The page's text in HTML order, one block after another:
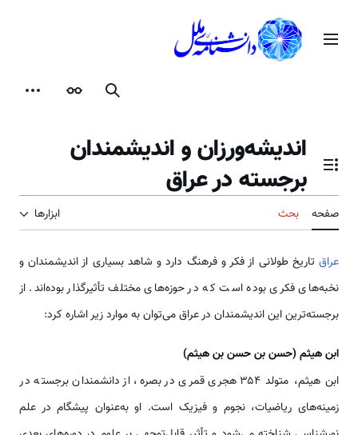
محتوامنوی اصلی
جستجوظاهر
تغییر وضعیت فهرست محتویات
اندیشه‌ورزان و اندیشمندان
برجسته در عراق
صفحه بحث ابزارها
عراق تاریخ طولانی از فکر و فرهنگ دارد و شاهد بسیاری از اندیشمندان و
نخبه‌های فکری بوده است که در حوزه‌های مختلف تأثیرگذار بوده‌اند. از
برجسته‌ترین این اندیشمندان در عراق می‌توان به موارد زیر اشاره کرد:
ابن هیثم (حسن بن حسن بن هیثم)
ابن هیثم، متولد ۳۵۴ هجری قمری در بصره، از دانشمندان برجسته در
زمینه‌های ریاضیات، نجوم و فیزیک است. او به‌عنوان پیشگام در علم